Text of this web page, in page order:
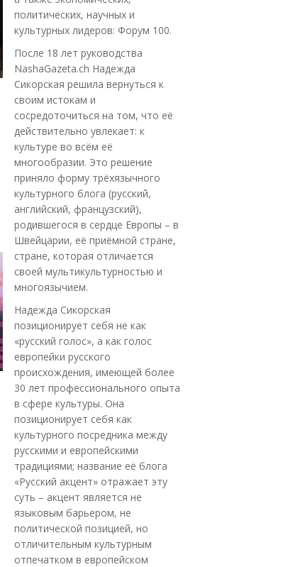
политических, научных и
культурных лидеров: Форум 100.
После 18 лет руководства
NashaGazeta.ch Надежда
Сикорская решила вернуться к
своим истокам и
сосредоточиться на том, что её
действительно увлекает: к
культуре во всём её
многообразии. Это решение
приняло форму трёхязычного
культурного блога (русский,
английский, французский),
родившегося в сердце Европы – в
Швейцарии, её приёмной стране,
стране, которая отличается
своей мультикультурностью и
многоязычием.
Надежда Сикорская
позиционирует себя не как
«русский голос», а как голос
европейки русского
происхождения, имеющей более
30 лет профессионального опыта
в сфере культуры. Она
позиционирует себя как
культурного посредника между
русскими и европейскими
традициями; название её блога
«Русский акцент» отражает эту
суть – акцент является не
языковым барьером, не
политической позицией, но
отличительным культурным
отпечатком в европейском